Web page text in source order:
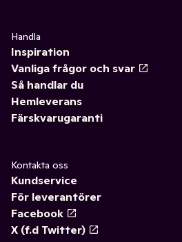
Handla
Inspiration
Vanliga frågor och svar
Så handlar du
Hemleverans
Färskvarugaranti
Kontakta oss
Kundservice
För leverantörer
Facebook
X (f.d Twitter)